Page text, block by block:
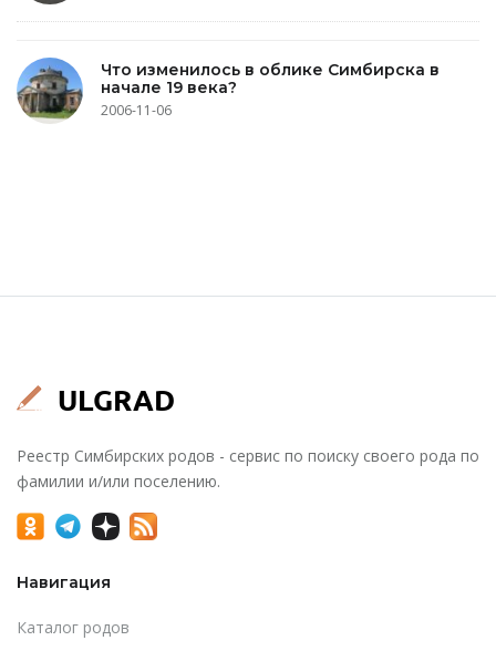
Что изменилось в облике Симбирска в
начале 19 века?
2006-11-06
Реестр Симбирских родов - сервис по поиску своего рода по
фамилии и/или поселению.
Навигация
Каталог родов